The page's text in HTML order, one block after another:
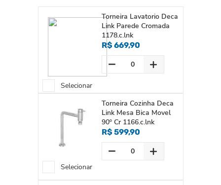
Torneira Lavatorio Deca
Link Parede Cromada
1178.c.lnk
R$ 669,90
Selecionar
Torneira Cozinha Deca
Link Mesa Bica Movel
90º Cr 1166.c.lnk
R$ 599,90
Selecionar